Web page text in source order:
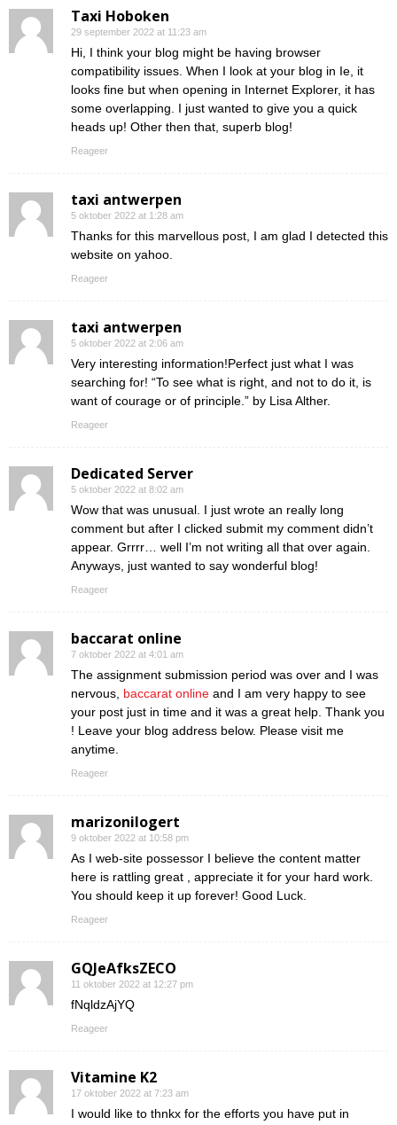
Taxi Hoboken
29 september 2022 at 11:23 am
Hi, I think your blog might be having browser
compatibility issues. When I look at your blog in Ie, it
looks fine but when opening in Internet Explorer, it has
some overlapping. I just wanted to give you a quick
heads up! Other then that, superb blog!
Reageer
taxi antwerpen
5 oktober 2022 at 1:28 am
Thanks for this marvellous post, I am glad I detected this
website on yahoo.
Reageer
taxi antwerpen
5 oktober 2022 at 2:06 am
Very interesting information!Perfect just what I was
searching for! “To see what is right, and not to do it, is
want of courage or of principle.” by Lisa Alther.
Reageer
Dedicated Server
5 oktober 2022 at 8:02 am
Wow that was unusual. I just wrote an really long
comment but after I clicked submit my comment didn’t
appear. Grrrr… well I’m not writing all that over again.
Anyways, just wanted to say wonderful blog!
Reageer
baccarat online
7 oktober 2022 at 4:01 am
The assignment submission period was over and I was
nervous, baccarat online and I am very happy to see
your post just in time and it was a great help. Thank you
! Leave your blog address below. Please visit me
anytime.
Reageer
marizonilogert
9 oktober 2022 at 10:58 pm
As I web-site possessor I believe the content matter
here is rattling great , appreciate it for your hard work.
You should keep it up forever! Good Luck.
Reageer
GQJeAfksZECO
11 oktober 2022 at 12:27 pm
fNqldzAjYQ
Reageer
Vitamine K2
17 oktober 2022 at 7:23 am
I would like to thnkx for the efforts you have put in